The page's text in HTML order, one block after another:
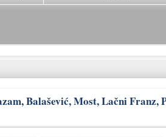
Balašević, Most, Lačni Franz,